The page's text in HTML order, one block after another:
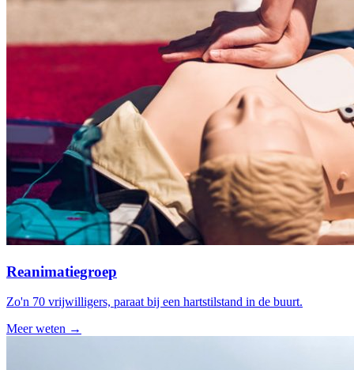
Reanimatiegroep
Zo'n 70 vrijwilligers, paraat bij een hartstilstand in de buurt.
Meer weten →